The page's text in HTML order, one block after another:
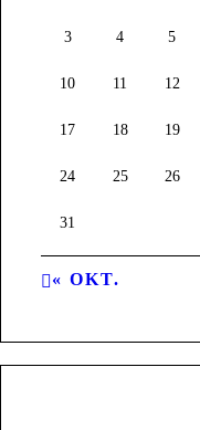
3 4 5
10 11 12
17 18 19
24 25 26
31
« OKT.